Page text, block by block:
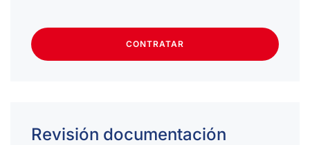
CONTRATAR
Revisión documentación